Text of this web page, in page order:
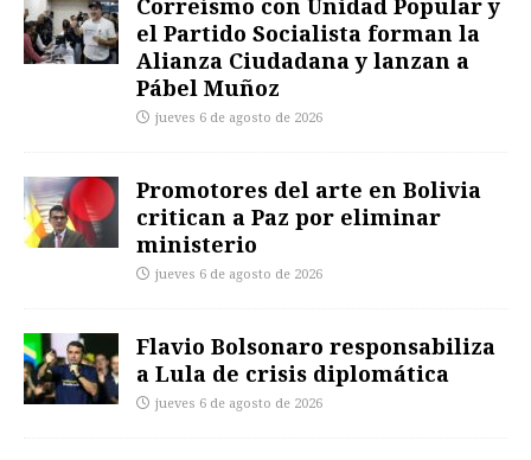
Correísmo con Unidad Popular y
el Partido Socialista forman la
Alianza Ciudadana y lanzan a
Pábel Muñoz
jueves 6 de agosto de 2026
Promotores del arte en Bolivia
critican a Paz por eliminar
ministerio
jueves 6 de agosto de 2026
Flavio Bolsonaro responsabiliza
a Lula de crisis diplomática
jueves 6 de agosto de 2026